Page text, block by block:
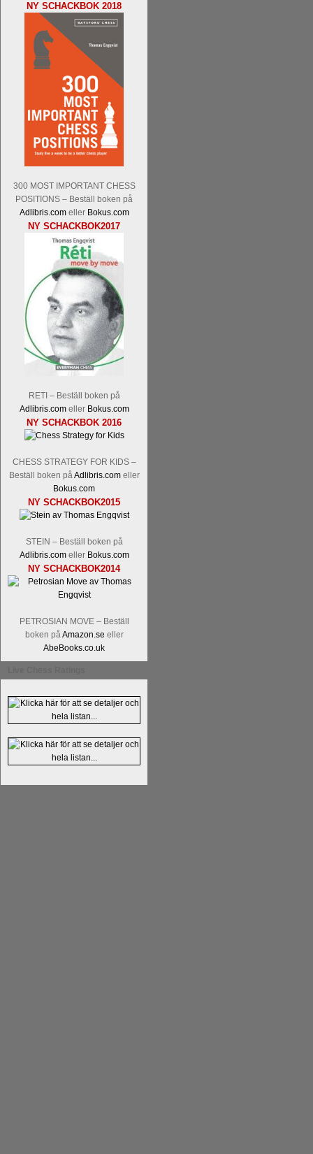
NY SCHACKBOK 2018
300 MOST IMPORTANT CHESS
POSITIONS – Beställ boken på
Adlibris.comeller Bokus.com
NY SCHACKBOK2017
RETI – Beställ boken på
Adlibris.comeller Bokus.com
NY SCHACKBOK 2016
CHESS STRATEGY FOR KIDS –
Beställ boken påAdlibris.comeller
Bokus.com
NY SCHACKBOK2015
STEIN – Beställ boken på
Adlibris.comeller Bokus.com
NY SCHACKBOK2014
PETROSIAN MOVE – Beställ
boken påAmazon.se eller
AbeBooks.co.uk